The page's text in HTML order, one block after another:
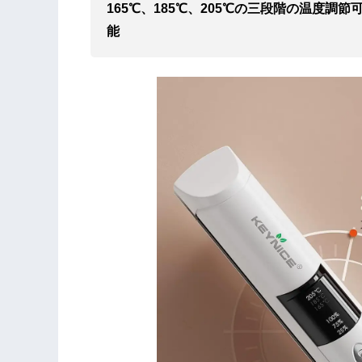
165℃、185℃、205℃の三段階の温度調節
能